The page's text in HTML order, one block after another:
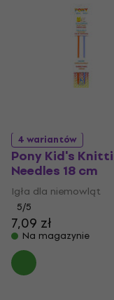
4 wariantów
Pony Kid's
Needles 18 cm
Igła dla niemowląt
5/5
7,09 zł
Na magazynie